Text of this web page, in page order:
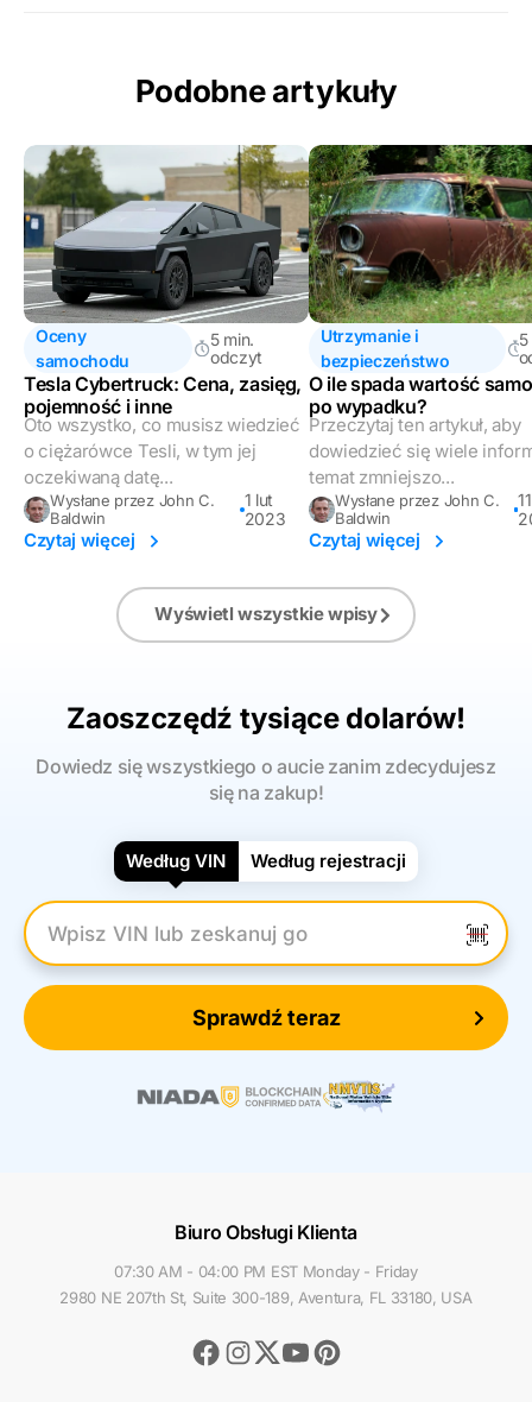
Podobne artykuły
Oceny
samochodu
5 min.
odczyt
Tesla Cybertruck: Cena, zasięg,
pojemność i inne
Oto wszystko, co musisz wiedzieć
o ciężarówce Tesli, w tym jej
oczekiwaną datę...
Wysłane przez John C.
Baldwin
1 lut
2023
Czytaj więcej
Utrzymanie i
bezpieczeństwo
5
O ile spada wartość
po wypadku?
Przeczytaj ten artykuł, aby
dowiedzieć się wiele
temat zmniejszo...
Wysłane przez John C.
Baldwin
Czytaj więcej
Wyświetl wszystkie wpisy
Zaoszczędź tysiące dolarów!
Dowiedz się wszystkiego o aucie zanim zdecydujesz
się na zakup!
Według VIN Według rejestracji
Wpisz numer VIN
Sprawdź teraz
Biuro Obsługi Klienta
07:30 AM - 04:00 PM EST Monday - Friday
2980 NE 207th St, Suite 300-189, Aventura, FL 33180, USA
Facebook
Instagram
TwitterYoutubePinterest